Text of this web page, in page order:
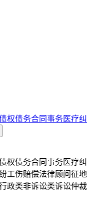
权债务合同事务医疗纠
权债务合同事务医疗纠
工伤赔偿法律顾问征地
政类非诉讼类诉讼仲裁